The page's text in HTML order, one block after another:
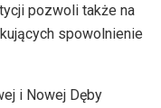
pozwoli także na
spowolnienie
i Nowej Dęby